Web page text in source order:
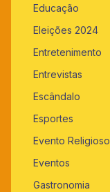
Educação
Eleições 2024
Entretenimento
Entrevistas
Escândalo
Esportes
Evento Religioso
Eventos
Gastronomia